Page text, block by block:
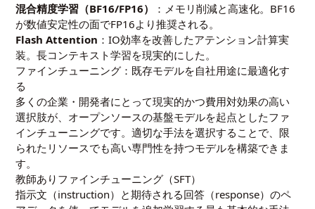
混合精度学習（BF16/FP16）
：メモリ削減と高速化。BF16
が数値安定性の面でFP16より推奨される。
Flash Attention ：IO効率を改善したアテンション計算実
装。長コンテキスト学習を現実的にした。
ファインチューニング：既存モデルを自社用途に最適化す
る
多くの企業・開発者にとって現実的かつ費用対効果の高い
選択肢が、オープンソースの基盤モデルを起点としたファ
インチューニングです。適切な手法を選択することで、限
られたリソースでも高い専門性を持つモデルを構築できま
す。
教師ありファインチューニング（SFT）
指示文（instruction）と期待される回答（response）のペ